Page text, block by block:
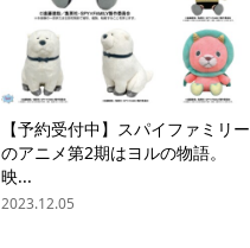
【予約受付中】スパイファミリー
のアニメ第2期はヨルの物語。
映...
2023.12.05